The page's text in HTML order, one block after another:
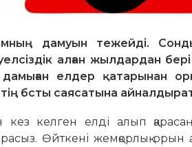
дамуын тежейді.
алған жылдардан
елдер қатарынан
бсты саясатына
келген елді алып
Өйткені жемқорлық